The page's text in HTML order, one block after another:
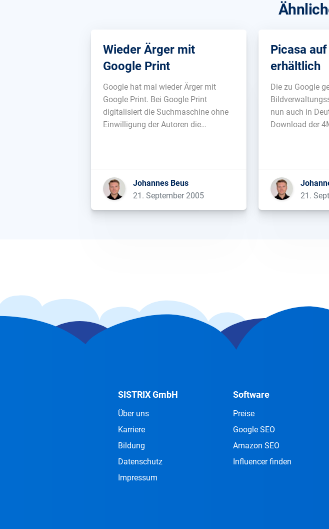
Wieder Ärger mit
Google Print
Google hat mal wieder Ärger mit
Google Print. Bei Google Print
digitalisiert die Suchmaschine ohne
Einwilligung der Autoren die
eingereicht. Sie wirft Google vor,
massive Copyright-Verletzungen
begangen zu haben....
Johannes Beus
21. September 2005
Picasa
erhältlich
Die zu Google
nun auch in
Download der
21.
SISTRIX GmbH
Über uns
Karriere
Bildung
Datenschutz
Impressum
Software
Preise
Google SEO
Amazon SEO
Influencer finden